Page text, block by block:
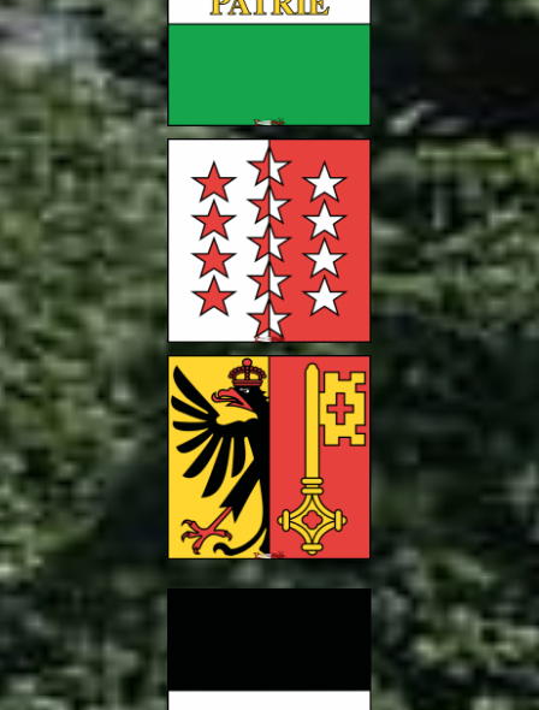
Canton du Valais
600 activités
Canton de Genève
350 activités